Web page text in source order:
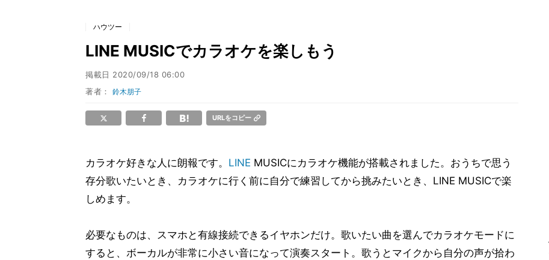
ハウツー
LINE MUSICでカラオケを楽しもう
掲載日 2020/09/18 06:00
著者：鈴木朋子
URLをコピー
カラオケ好きな人に朗報です。 LINE MUSICにカラオケ機能が搭載されました。おうちで思う
存分歌いたいとき、カラオケに行く前に自分で練習してから挑みたいとき、LINE MUSICで楽
しめます。
必要なものは、スマホと有線接続できるイヤホンだけ。歌いたい曲を選んでカラオケモードに
すると、ボーカルが非常に小さい音になって演奏スタート。歌うとマイクから自分の声が拾わ